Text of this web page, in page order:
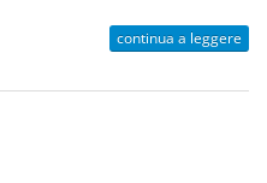
continua a leggere